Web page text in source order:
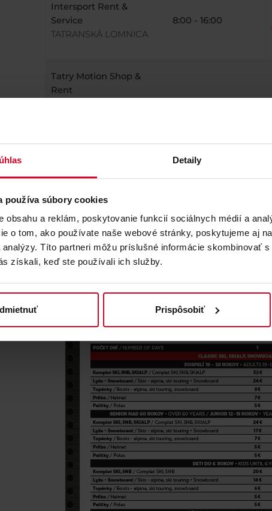
Detaily
používa súbory cookies
obsahu a reklám, poskytovanie funkcií sociálnych médií a
o tom, ako používate naše webové stránky, poskytujeme aj
analýzy. Títo partneri môžu príslušné informácie skombinovať
získali, keď ste používali ich služby.
Prispôsobiť
Intersport Rent &
Service
TATRANSKÁ LOMNICA
8:00 - 16:00
Tatry Motion Shop &
Rent